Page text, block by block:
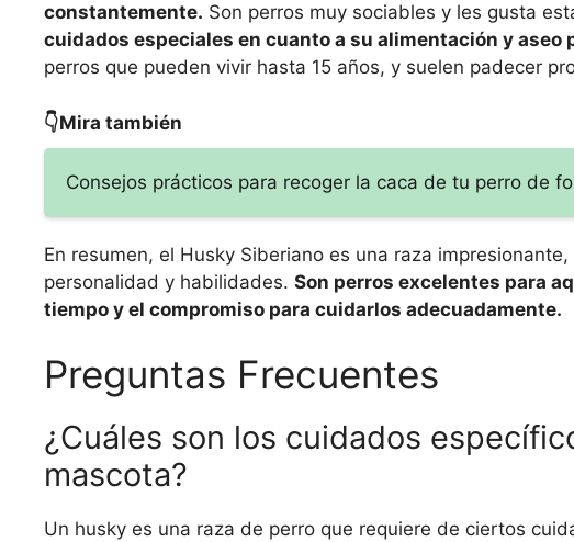
constantemente. Son perros muy sociables y les gusta
cuidados especiales en cuanto a su alimentación y
perros que pueden vivir hasta 15 años, y suelen padecer
👇Mira también
Consejos prácticos para recoger la caca de tu perro de
En resumen, el Husky Siberiano es una raza
personalidad y habilidades. Son perros excelentes para
tiempo y el compromiso para cuidarlos adecuadamente.
Preguntas Frecuentes
¿Cuáles son los cuidados
mascota?
Un husky es una raza de perro que requiere de ciertos